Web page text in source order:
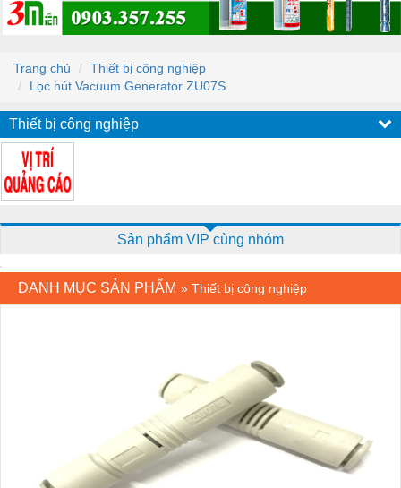
Trang chủ
Thiết bị công nghiệp
Lọc hút Vacuum Generator ZU07S
Thiết bị công nghiệp
Sản phẩm VIP cùng nhóm
DANH MỤC SẢN PHẨM » Thiết bị công nghiệp